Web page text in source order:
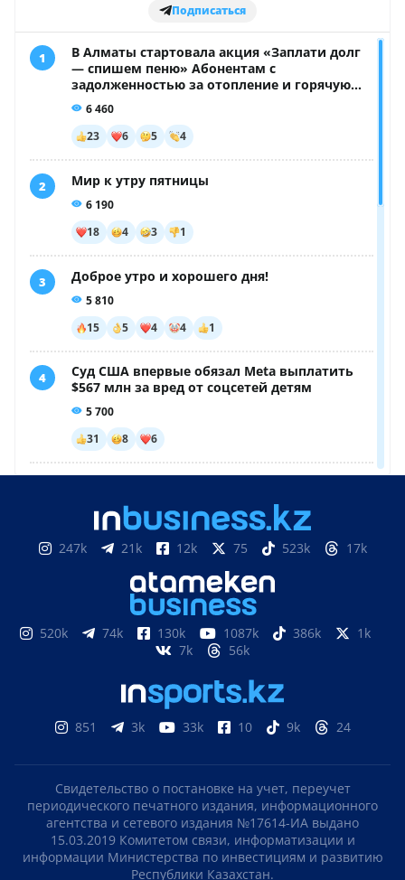
247k 21k 12k 75 523k 17k
520k 74k 130k 1087k 386k
1k
7k
56k
851 3k 33k 10 9k 24
Свидетельство о постановке на учет, переучет
периодического печатного издания, информационного
агентства и сетевого издания №17614-ИА выдано
15.03.2019 Комитетом связи, информатизации и
информации Министерства по инвестициям и развитию
Республики Казахстан.